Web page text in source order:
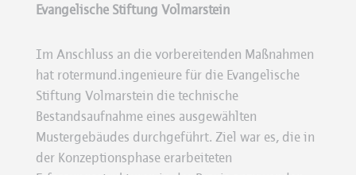
Evangelische Stiftung Volmarstein
Im Anschluss an die vorbereitenden Maßnahmen
hat rotermund.ingenieure für die Evangelische
Stiftung Volmarstein die technische
Bestandsaufnahme eines ausgewählten
Mustergebäudes durchgeführt. Ziel war es, die in
der Konzeptionsphase erarbeiteten